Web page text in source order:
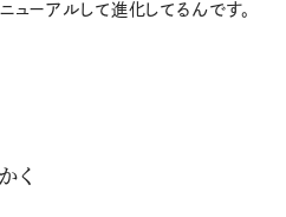
ューアルして進化してるんです。
く